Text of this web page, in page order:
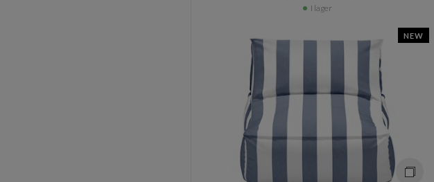
I lager
NEW